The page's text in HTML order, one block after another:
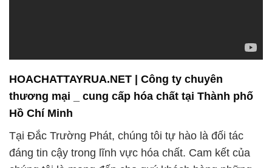
Tại Đắc Trường Phát, chúng tôi tự hào là đối tác
đáng tin cậy trong lĩnh vực hóa chất. Cam kết của
chúng tôi là mang đến cho quý khách hàng những
sản phẩm chất lượng cao và dịch vụ tận tâm.
Chúng tôi hiểu rằng hóa chất xử lý nước đóng vai
trò quan trọng trong quá trình sản xuất và tiêu dùng,
vì vậy, chúng tôi cung cấp các loại hóa chất an toàn